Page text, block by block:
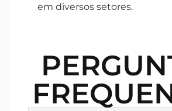
em diversos setores.